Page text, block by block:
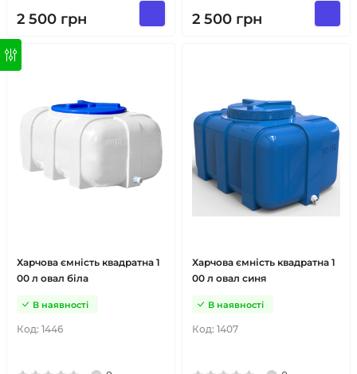
2 500 грн 2 500 грн
Харчова ємність квадратна 1
00 л овал біла
Код: 1446
В наявності
Харчова ємність квадратна 1
00 л овал синя
Код: 1407
В наявності